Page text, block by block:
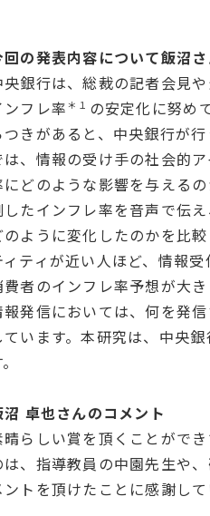
回の発表内容について飯沼
央銀行は、総裁の記者会見
ンフレ率 ＊１ の安定化に努め
つきがあると、中央銀行が
は、情報の受け手の社会的
にどのような影響を与える
したインフレ率を音声で伝
のように変化したのかを比
ィティが近い人ほど、情報
費者のインフレ率予想が大
報発信においては、何を発
ています。本研究は、中央
沼 卓也さんのコメント
晴らしい賞を頂くことがで
は、指導教員の中園先生や
ントを頂けたことに感謝して